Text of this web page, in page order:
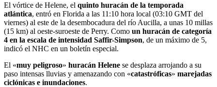
El vórtice de Helene, el quinto huracán de la temporada
atlántica, entró en Florida a las 11:10 hora local (03:10 GMT del
viernes) al este de la desembocadura del río Aucilla, a unas 10 millas
(15 km) al oeste-suroeste de Perry. Como un huracán de categoría
4 en la escala de intensidad Saffir-Simpson, de un máximo de 5,
indicó el NHC en un boletín especial.
El «muy peligroso» huracán Helene se desplaza arrojando a su
paso intensas lluvias y amenazando con «catastróficas» marejadas
ciclónicas e inundaciones.